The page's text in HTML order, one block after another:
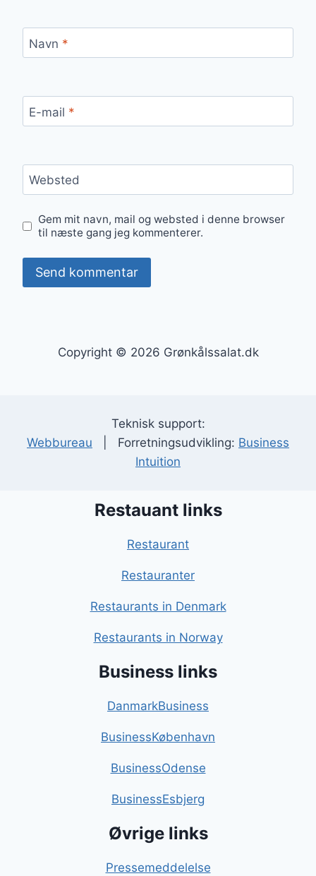
Navn *
E-mail *
Websted
Gem mit navn, mail og websted i denne browser
til næste gang jeg kommenterer.
Copyright © 2026 Grønkålssalat.dk
Teknisk support:
Webbureau | Forretningsudvikling: Business
Intuition
Restauant links
Restaurant
Restauranter
Restaurants in Denmark
Restaurants in Norway
Business links
DanmarkBusiness
BusinessKøbenhavn
BusinessOdense
BusinessEsbjerg
Øvrige links
Pressemeddelelse